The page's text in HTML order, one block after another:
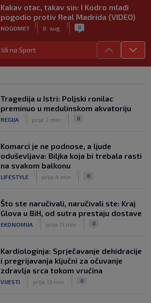
Kakav otac, takav sin: I Kodro mlađi
pogodio protiv Real Madrida (VIDEO)
NOGOMET
|
8. aug.
| 0
Sudija dosjetljivim komentarom
nasmijao publiku nakon žalbe tenisera
nasrnuo na gostujuće fudbalere
(VIDEO)
NOGOMET
|
8. aug. 0
Idi na Sport
Tragedija u Istri: Poljski ronilac
preminuo u medulinskom akvatoriju
REGIJA prije 2 min 0
Komarci je ne podnose, a ljude
oduševljava: Biljka koja bi trebala rasti
na svakom balkonu
LIFESTYLE prije 4 min 0
Što ste naručivali, naručivali ste: Kraj
Glova u BiH, od sutra prestaju dostave
EKONOMIJA prije 11 min 0
Kardiologinja: Sprječavanje dehidracije
i pregrijavanja ključni za očuvanje
zdravlja srca tokom vrućina
VIJESTI prije 13 min 0